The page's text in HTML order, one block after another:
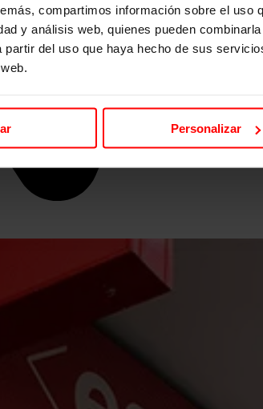
compartimos información sobre el uso
y análisis web, quienes pueden
partir del uso que haya hecho de sus
Personalizar